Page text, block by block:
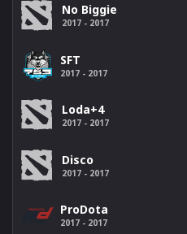
No Biggie
2017 - 2017
SFT
2017 - 2017
Loda+4
2017 - 2017
Disco
2017 - 2017
ProDota
2017 - 2017